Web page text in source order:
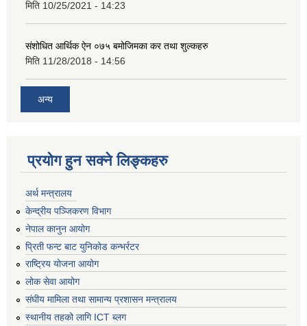
मिति 10/25/2021 - 14:23
संशोधित आर्थिक ऐन ०७५ बमोजिमका कर तथा शुल्कहरु
मिति 11/28/2018 - 14:56
अन्य
प्रयोग हुन सक्ने लिङ्कहरु
अर्थ मन्त्रालय
केन्द्रीय पञ्जिकरण विभाग
नेपाल कानुन आयोग
प्रिती फन्ट बाट युनिकोड कन्भर्रटर
राष्ट्रिय योजना आयोग
लोक सेवा आयोग
संघीय मामिला तथा सामान्य प्रशासन मन्त्रालय
स्थानीय तहको लागि ICT ब्लग